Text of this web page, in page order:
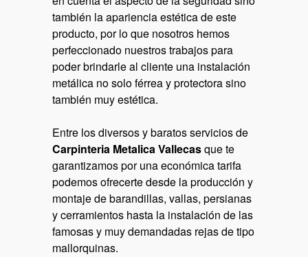
también la apariencia estética de este
producto, por lo que nosotros hemos
perfeccionado nuestros trabajos para
poder brindarle al cliente una instalación
metálica no solo férrea y protectora sino
también muy estética.
Entre los diversos y baratos servicios de
Carpinteria Metalica Vallecasque te
garantizamos por una económica tarifa
podemos ofrecerte desde la producción y
montaje de barandillas, vallas, persianas
y cerramientos hasta la instalación de las
famosas y muy demandadas rejas de tipo
mallorquinas.